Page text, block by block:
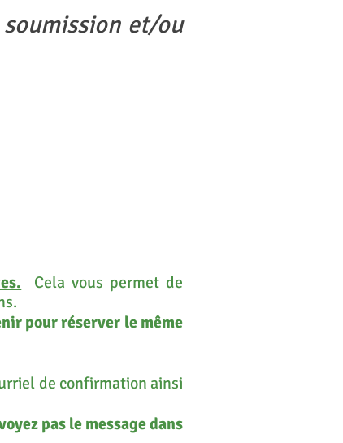
et/ou
Cela vous permet de
pour réserver le même
de confirmation ainsi
pas le message dans